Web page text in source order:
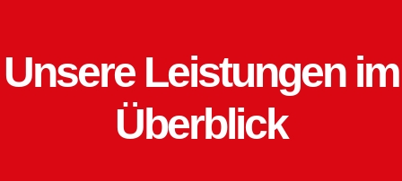
Unsere Leistungen im
Überblick